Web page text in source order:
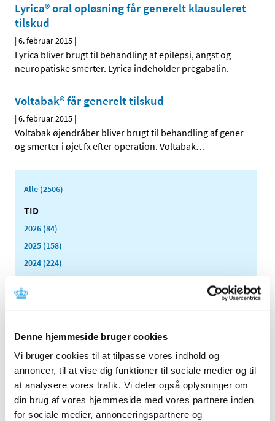
Denne hjemmeside bruger cookies
Vi bruger cookies til at tilpasse vores indhold og
annoncer, til at vise dig funktioner til sociale medier og til
at analysere vores trafik. Vi deler også oplysninger om
din brug af vores hjemmeside med vores partnere inden
for sociale medier, annonceringspartnere og
Lyrica® oral opløsning får generelt klausuleret
tilskud
|6. februar 2015 |
Lyrica bliver brugt til behandling af epilepsi, angst og
neuropatiske smerter. Lyrica indeholder pregabalin.
Voltabak® får generelt tilskud
|6. februar 2015 |
Voltabak øjendråber bliver brugt til behandling af gener
og smerter i øjet fx efter operation. Voltabak…
Alle (2506)
TID
2026 (84)
2025 (158)
2024 (224)
2023 (195)
2022 (197)
2021 (516)
2020 (263)
2018 (150)
2017 (167)
2016 (167)
2015 (33)